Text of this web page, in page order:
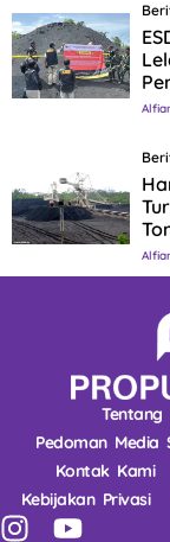
Tentang
Pedoman Media
Kontak Kami
Kebijakan Privasi